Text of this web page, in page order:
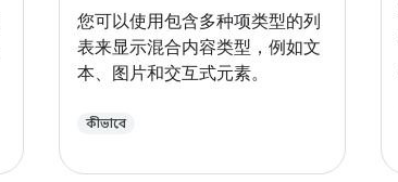
您可以使用包含多种项类型的列
表来显示混合内容类型，例如文
本、图片和交互式元素。
কীভাবে